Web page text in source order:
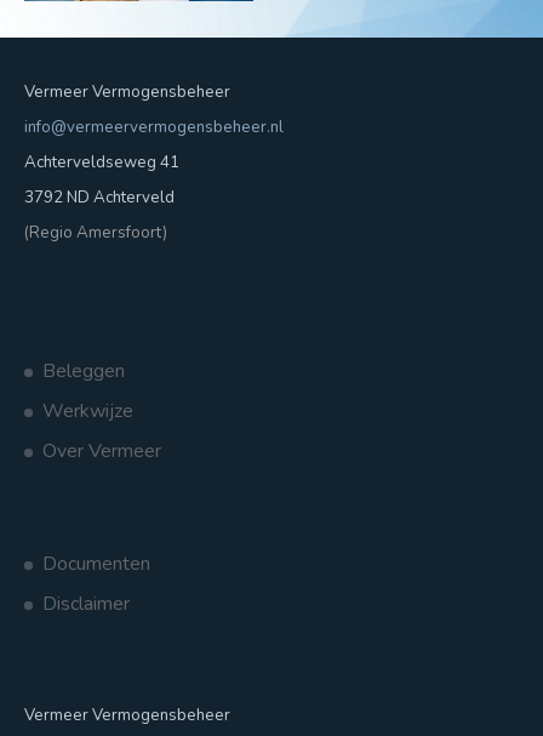
Vermeer Vermogensbeheer
info@vermeervermogensbeheer.nl
Achterveldseweg 41
3792 ND Achterveld
(Regio Amersfoort)
Beleggen
Werkwijze
Over Vermeer
Documenten
Disclaimer
Vermeer Vermogensbeheer